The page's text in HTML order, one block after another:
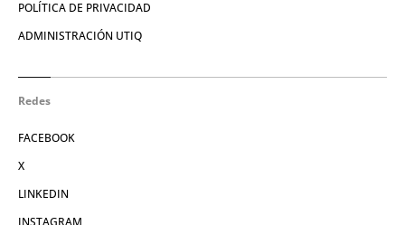
POLÍTICA DE PRIVACIDAD
ADMINISTRACIÓN UTIQ
Redes
FACEBOOK
X
LINKEDIN
INSTAGRAM